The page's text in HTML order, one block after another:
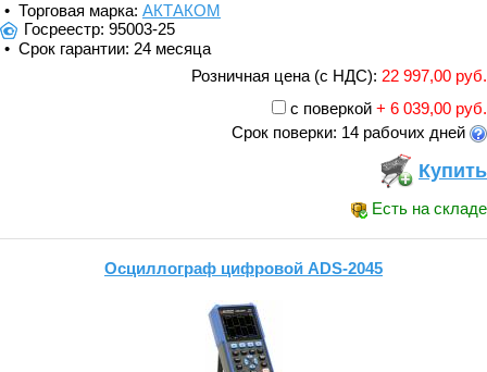
• Торговая марка: АКТАКОМ
Госреестр: 95003-25
• Срок гарантии: 24 месяца
Розничная цена (с НДС): 22 997,00 руб.
с поверкой + 6 039,00 руб.
Срок поверки: 14 рабочих дней
Купить
Есть на складе
Осциллограф цифровой ADS-2045